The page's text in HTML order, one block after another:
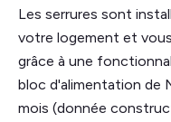
Les serrures sont
votre logement et
grâce à une
bloc d'alimentation de
mois (donnée